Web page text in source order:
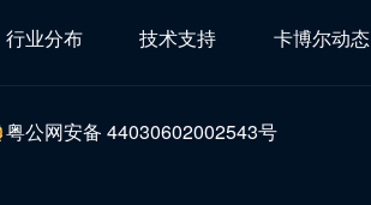
行业分布 技术支持 卡博尔动态
粤公网安备 44030602002543号